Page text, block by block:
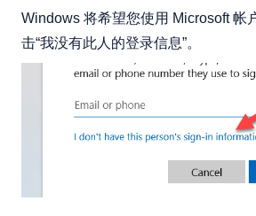
Windows 将希望您使用 Microsoft 帐
击“我没有此人的登录信息”。